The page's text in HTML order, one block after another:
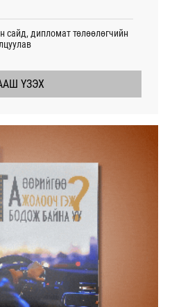
сайд, дипломат төлөөлөгчийн
ҮЗЭХ